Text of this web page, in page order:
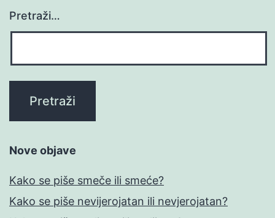
Pretraži…
Nove objave
Kako se piše smeče ili smeće?
Kako se piše nevijerojatan ili nevjerojatan?